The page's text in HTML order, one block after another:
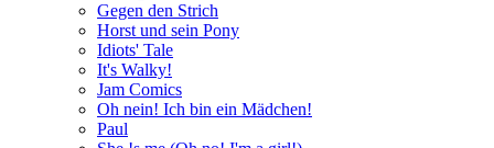
Gegen den Strich
Horst und sein Pony
Idiots' Tale
It's Walky!
Jam Comics
Oh nein! Ich bin ein Mädchen!
Paul